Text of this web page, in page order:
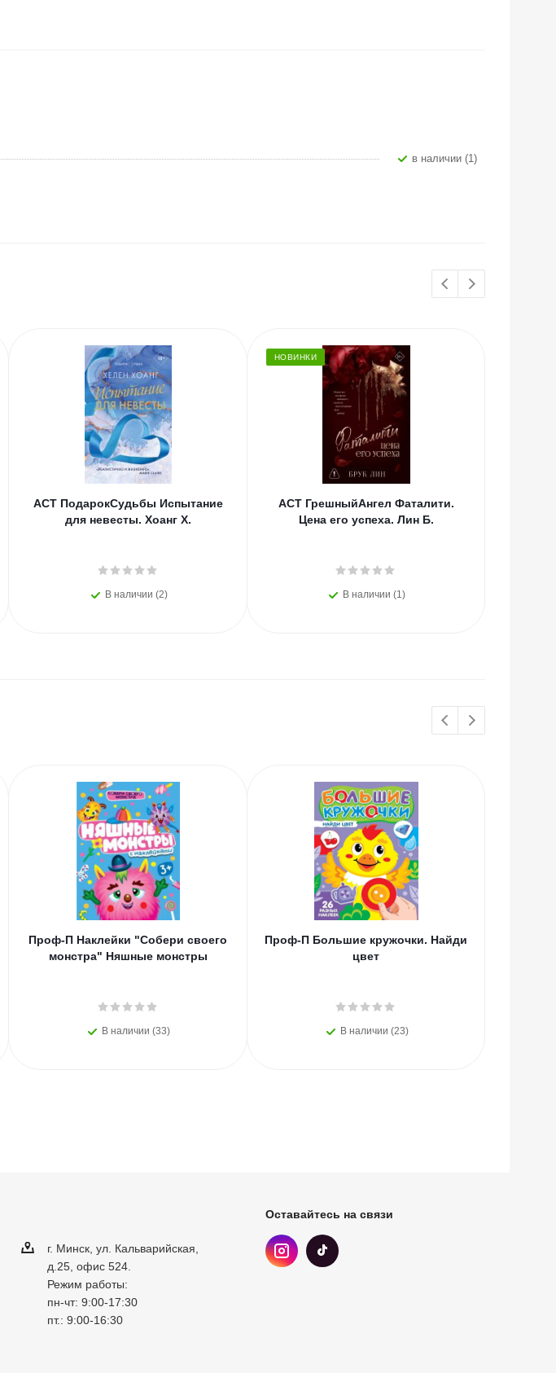
В наличии (1)
АСТ ПодарокСудьбы Испытание
для невесты. Хоанг Х.
В наличии (2)
НОВИНКИ
АСТ ГрешныйАнгел Фаталити.
Цена его успеха. Лин Б.
В наличии (1)
Проф-П Наклейки "Собери своего
монстра" Няшные монстры
В наличии (33)
Проф-П Большие кружочки. Найди
цвет
В наличии (23)
г. Минск, ул. Кальварийская,
д.25, офис 524.
Режим работы:
пн-чт: 9:00-17:30
пт.: 9:00-16:30
Оставайтесь на связи